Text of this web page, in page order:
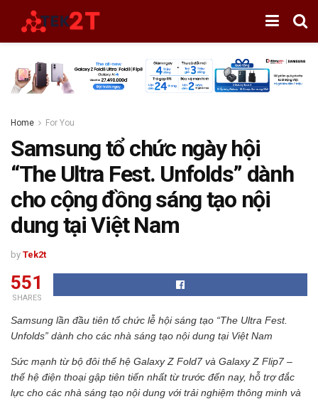
Home For You
Samsung tổ chức ngày hội
“The Ultra Fest. Unfolds” dành
cho cộng đồng sáng tạo nội
dung tại Việt Nam
by Tek2t
551
SHARES
Samsung lần đầu tiên tổ chức lễ hội sáng tạo “The Ultra Fest.
Unfolds” dành cho các nhà sáng tạo nội dung tại Việt Nam
Sức mạnh từ bộ đôi thế hệ Galaxy Z Fold7 và Galaxy Z Flip7 –
thế hệ điện thoại gập tiên tiến nhất từ trước đến nay, hỗ trợ đắc
lực cho các nhà sáng tạo nội dung với trải nghiệm thông minh và